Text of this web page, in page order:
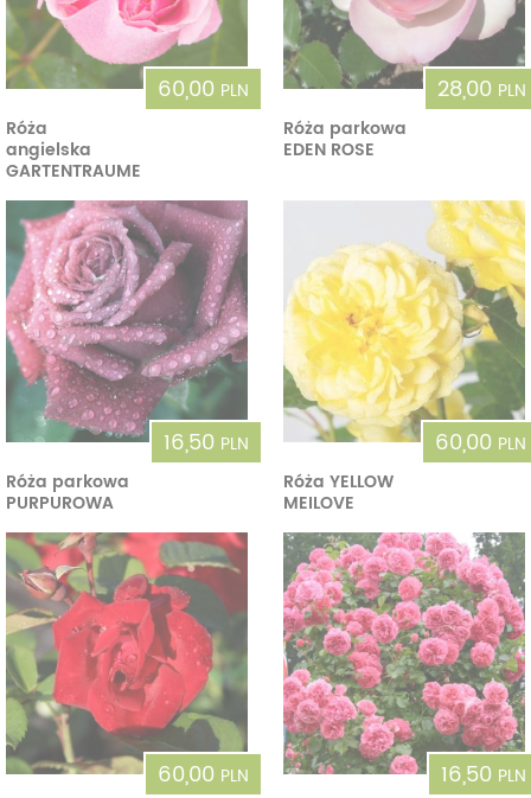
60,00 PLN
Róża
angielska
GARTENTRAUME
28,00 PLN
Róża parkowa
EDEN ROSE
16,50 PLN
Róża parkowa
PURPUROWA
60,00 PLN
Róża YELLOW
MEILOVE
60,00 PLN
16,50 PLN